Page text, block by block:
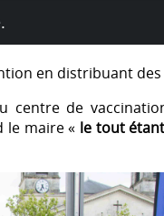
en distribuant
de
le maire « le tout